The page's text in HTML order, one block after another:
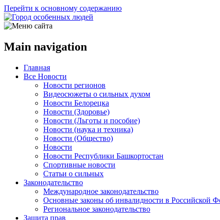
Перейти к основному содержанию
Main navigation
Главная
Все Новости
Новости регионов
Видеосюжеты о сильных духом
Новости Белорецка
Новости (Здоровье)
Новости (Льготы и пособие)
Новости (наука и техника)
Новости (Общество)
Новости
Новости Республики Башкортостан
Спортивные новости
Статьи о сильных
Законодательство
Международное законодательство
Основные законы об инвалидности в Российской
Региональное законодательство
Защита прав